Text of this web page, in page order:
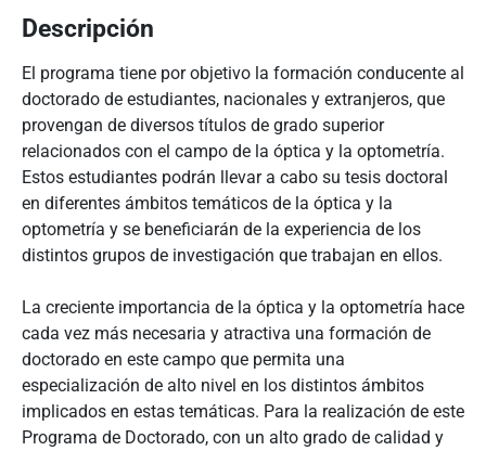
Descripción
El programa tiene por objetivo la formación conducente al
doctorado de estudiantes, nacionales y extranjeros, que
provengan de diversos títulos de grado superior
relacionados con el campo de la óptica y la optometría.
Estos estudiantes podrán llevar a cabo su tesis doctoral
en diferentes ámbitos temáticos de la óptica y la
optometría y se beneficiarán de la experiencia de los
distintos grupos de investigación que trabajan en ellos.
La creciente importancia de la óptica y la optometría hace
cada vez más necesaria y atractiva una formación de
doctorado en este campo que permita una
especialización de alto nivel en los distintos ámbitos
implicados en estas temáticas. Para la realización de este
Programa de Doctorado, con un alto grado de calidad y